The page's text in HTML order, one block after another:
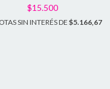
$15.500
SIN INTERÉS DE$5.166,67